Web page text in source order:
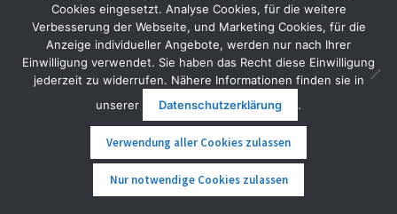
Kingsong S19
ANGEBOT!
2.799,00€ 2.699,00€ inkl. MwSt.
Weiterlesen
Cookies eingesetzt. Analyse Cookies, für die weitere
Verbesserung der Webseite, und Marketing Cookies, für die
Anzeige individueller Angebote, werden nur nach Ihrer
Einwilligung verwendet. Sie haben das Recht diese Einwilligung
jederzeit zu widerrufen. Nähere Informationen finden sie in
unserer
Datenschutzerklärung .
Verwendung aller Cookies zulassen
Nur notwendige Cookies zulassen